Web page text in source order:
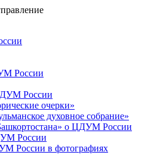
России
России
очерки»
духовное собрание»
о ЦДУМ России
России
России в фотографиях